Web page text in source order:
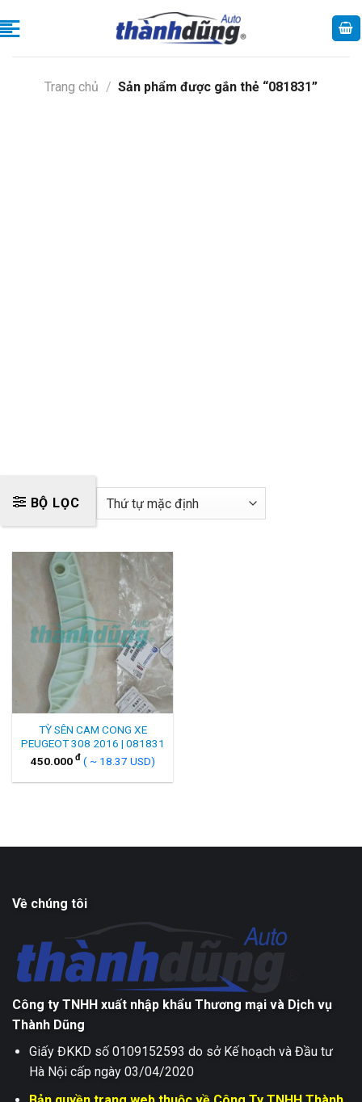
to
Trang chủ / Sản phẩm được gắn thẻ “081831”
BỘ LỌC
TỲ SÊN CAM CONG XE
PEUGEOT 308 2016 | 081831
450.000 đ ( ~ 18.37 USD)
Về chúng tôi
Công ty TNHH xuất nhập khẩu Thương mại và Dịch vụ
Thành Dũng
Giấy ĐKKD số 0109152593 do sở Kế hoạch và Đầu tư
Hà Nội cấp ngày 03/04/2020